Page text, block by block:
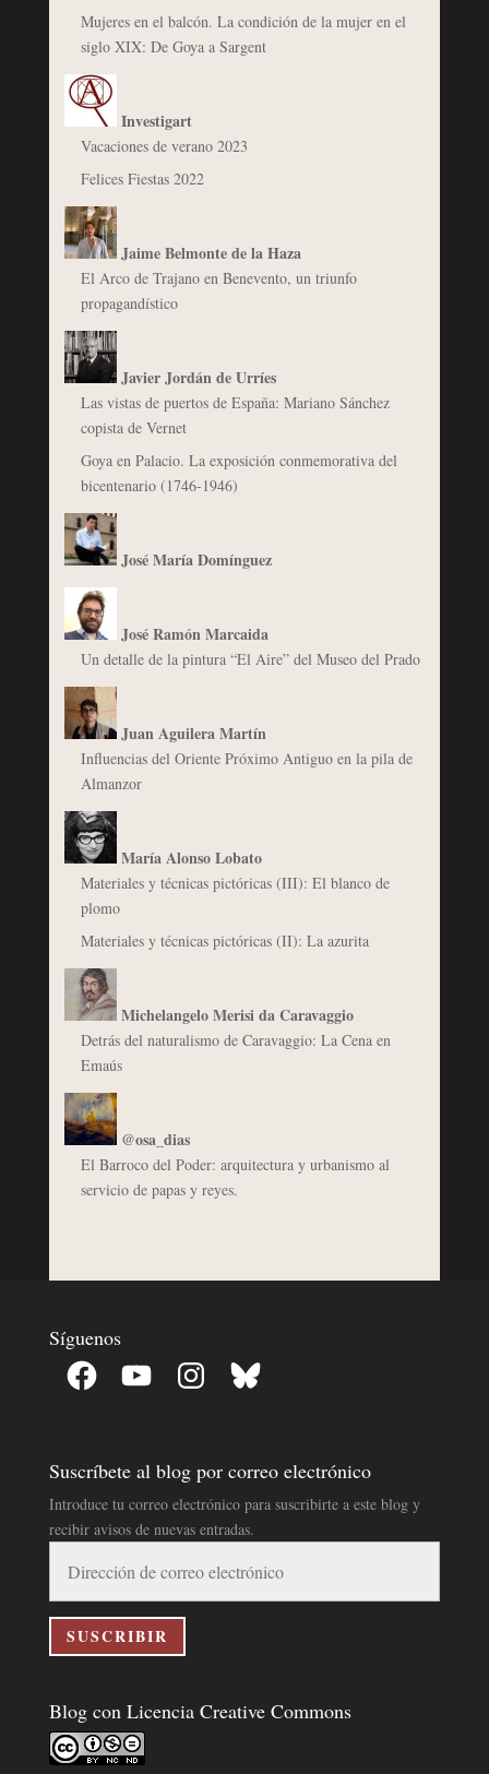
Mujeres en el balcón. La condición de la mujer en el
siglo XIX: De Goya a Sargent
Investigart
Vacaciones de verano 2023
Felices Fiestas 2022
Jaime Belmonte de la Haza
El Arco de Trajano en Benevento, un triunfo
propagandístico
Javier Jordán de Urríes
Las vistas de puertos de España: Mariano Sánchez
copista de Vernet
Goya en Palacio. La exposición conmemorativa del
bicentenario (1746-1946)
José María Domínguez
José Ramón Marcaida
Un detalle de la pintura “El Aire” del Museo del Prado
Juan Aguilera Martín
Influencias del Oriente Próximo Antiguo en la pila de
Almanzor
María Alonso Lobato
Materiales y técnicas pictóricas (III): El blanco de
plomo
Materiales y técnicas pictóricas (II): La azurita
Michelangelo Merisi da Caravaggio
Detrás del naturalismo de Caravaggio: La Cena en
Emaús
@osa_dias
El Barroco del Poder: arquitectura y urbanismo al
servicio de papas y reyes.
Síguenos
Facebook YouTube InstagramBluesky
Suscríbete al blog por correo electrónico
Introduce tu correo electrónico para suscribirte a este blog y
recibir avisos de nuevas entradas.
correo
electrónico
SUSCRIBIR
Blog con Licencia Creative Commons